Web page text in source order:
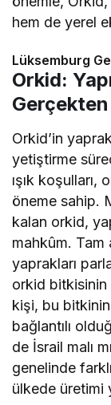
hem de yerel
Lüksemburg
Orkid:
Gerçekten
Orkid’in
yetiştirme
ışık koşulları,
öneme sahip.
kalan orkid,
mahkûm. Tam
yaprakları
orkid bitkisinin
kişi, bu
bağlantılı
de İsrail malı
genelinde
ülkede üretimi